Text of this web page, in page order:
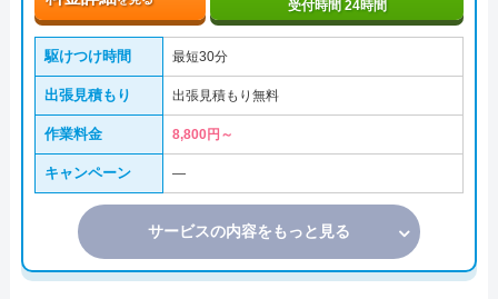
受付時間 24時間
駆けつけ時間 最短30分
出張見積もり 出張見積もり無料
作業料金 8,800円～
キャンペーン ―
サービスの内容をもっと見る